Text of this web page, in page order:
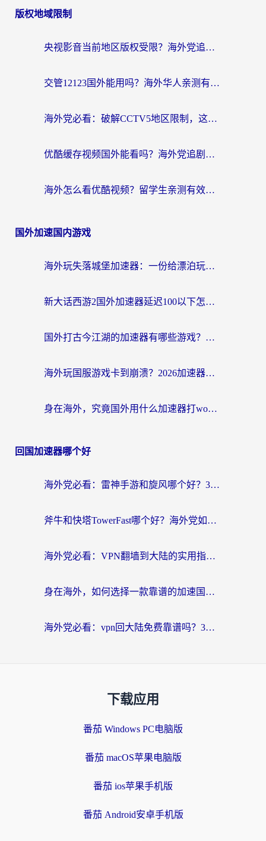
版权地域限制
央视影音当前地区版权受限？海外党追剧看片的终极解决方案来了
交管12123国外能用吗？海外华人亲测有效的回国加速器选择指南
海外党必看：破解CCTV5地区限制，这样看欧洲杯奥运直播才够爽！
优酷缓存视频国外能看吗？海外党追剧看片的终极解决方案来了
海外怎么看优酷视频？留学生亲测有效的回国加速器选择指南
国外加速国内游戏
海外玩失落城堡加速器：一份给漂泊玩家的网络自救指南
新大话西游2国外加速器延迟100以下怎么办？海外党实测有效的低延迟指南
国外打古今江湖的加速器有哪些游戏？一个海外玩家的终极选择指南
海外玩国服游戏卡到崩溃？2026加速器免费推荐+实用指南（亲测有效）
身在海外，究竟国外用什么加速器打wow好？
回国加速器哪个好
海外党必看：雷神手游和旋风哪个好？3分钟选对回国加速器，无缝刷国内剧玩游戏
斧牛和快塔TowerFast哪个好？海外党如何选对回国加速器
海外党必看：VPN翻墙到大陆的实用指南——从看CCTV5到选加速器，一篇全搞定
身在海外，如何选择一款靠谱的加速国内网络的加速器？
海外党必看：vpn回大陆免费靠谱吗？3步选对加速器实现无缝刷国内资源
下载应用
番茄 Windows PC电脑版
番茄 macOS苹果电脑版
番茄 ios苹果手机版
番茄 Android安卓手机版